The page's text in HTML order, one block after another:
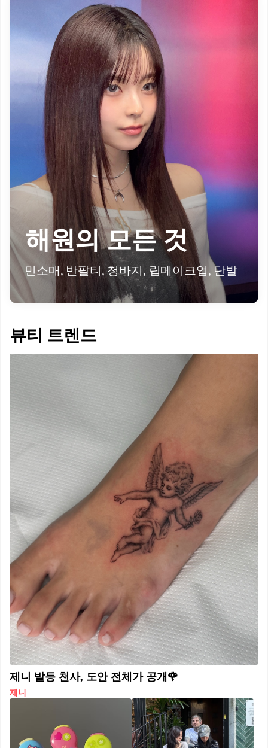
해원의 모든 것
민소매, 반팔티, 청바지, 립메이크업, 단발
뷰티 트렌드
제니 발등 천사, 도안 전체가 공개🌹
제니